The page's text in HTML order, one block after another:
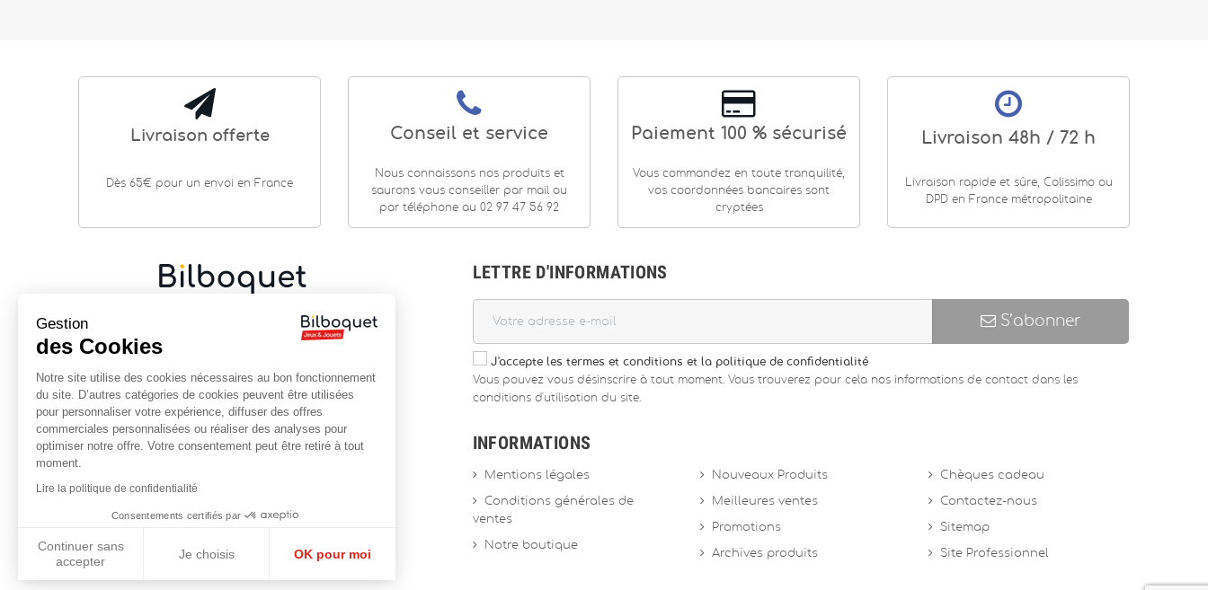
Livraison offerte
Dès 65€ pour un envoi en France
Conseil et service
Nous connaissons nos produits et
saurons vous conseiller par mail ou
par téléphone au 02 97 47 56 92
Paiement 100 % sécurisé
Vous commandez en toute tranquilité,
vos coordonnées bancaires sont
cryptées
Livraison 48h / 72 h
Livraison rapide et sûre, Colissimo ou
DPD en France métropolitaine
Cadeaux de naissance Jouets en bois |Jeux de
société | Loisirs créatifs
Centre historique de Vannes
Près de la cathédrale
02 97 47 56 92
NOUS SUIVRE
LETTRE D'INFORMATIONS
S’abonner
J'accepte les termes et conditions et la politique de confidentialité
Vous pouvez vous désinscrire à tout moment. Vous trouverez pour cela nos informations de contact dans les
conditions d'utilisation du site.
INFORMATIONS
Mentions légales
Conditions générales de
ventes
Notre boutique
Nouveaux Produits
Meilleures ventes
Promotions
Archives produits
Chèques cadeau
Contactez-nous
Sitemap
Site Professionnel
Gestion
des Cookies
Notre site utilise des cookies nécessaires au bon fonctionnement
du site. D’autres catégories de cookies peuvent être utilisées
pour personnaliser votre expérience, diffuser des offres
commerciales personnalisées ou réaliser des analyses pour
optimiser notre offre. Votre consentement peut être retiré à tout
moment.
Lire la politique de confidentialité
Consentements certifiés par
Continuer sans
accepter
Je choisis OK pour moi